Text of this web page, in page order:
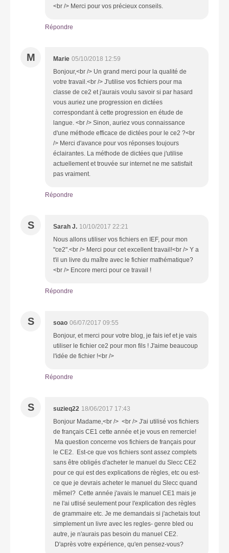
<br /> Merci pour vos précieux conseils.
Répondre
M Marie 05/10/2018 12:59
Bonjour,<br /> Un grand merci pour la qualité de
votre travail.<br /> J'utilise vos fichiers pour ma
classe de ce2 et j'aurais voulu savoir si par hasard
vous auriez une progression en dictées
correspondant à cette progression en étude de
langue. <br /> Sinon, auriez vous connaissance
d'une méthode efficace de dictées pour le ce2 ?<br
/> Merci d'avance pour vos réponses toujours
éclairantes. La méthode de dictées que j'utilise
actuellement et trouvée sur internet ne me satisfait
pas vraiment.
Répondre
S Sarah J. 10/10/2017 22:21
Nous allons utiliser vos fichiers en IEF, pour mon
"ce2".<br /> Merci pour cet excellent travail!<br /> Y a
t'il un livre du maître avec le fichier mathématique?
<br /> Encore merci pour ce travail !
Répondre
S soao 06/07/2017 09:55
Bonjour, et merci pour votre blog, je fais ief et je vais
utiliser le fichier ce2 pour mon fils ! J'aime beaucoup
l'idée de fichier !<br />
Répondre
S suzieq22 18/06/2017 17:43
Bonjour Madame,<br /> <br /> J'ai utilisé vos fichiers
de français CE1 cette année et je vous en remercie!
Ma question concerne vos fichiers de français pour
le CE2. Est-ce que vos fichiers sont assez complets
sans être obligés d'acheter le manuel du Slecc CE2
pour ce qui est des explications de règles, etc ou est-
ce que je devrais acheter le manuel du Slecc quand
mêmel? Cette année j'avais le manuel CE1 mais je
ne l'ai utlisé seulement pour l'explication des règles
de grammaire etc. Je me demandais si j'achetais tout
simplement un livre avec les regles- genre bled ou
autre, je n'aurais pas besoin du manuel CE2.
D'après votre expérience, qu'en pensez-vous?